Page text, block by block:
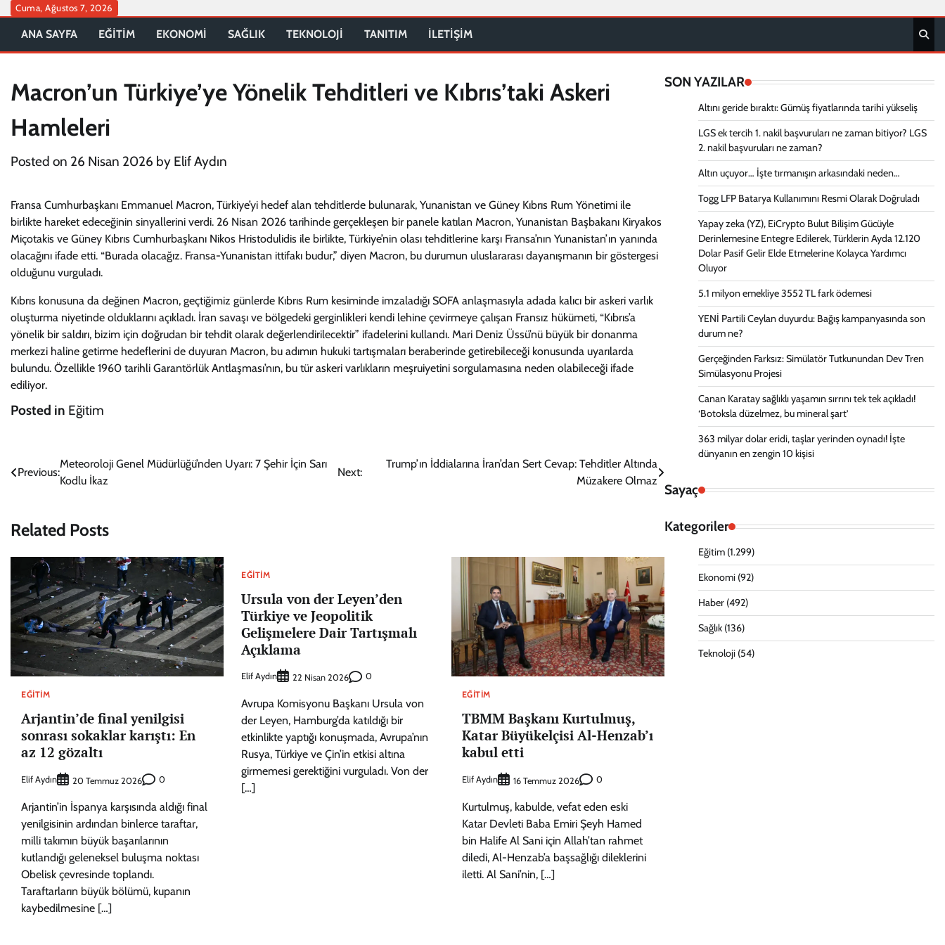
Skip
content
Cuma, Ağustos 7, 2026
ANA SAYFA EĞİTİM EKONOMİ SAĞLIK TEKNOLOJİ TANITIM İLETİŞİM
Macron’un Türkiye’ye Yönelik Tehditleri ve Kıbrıs’taki Askeri
Hamleleri
Posted on 26 Nisan 2026 by Elif Aydın
Fransa Cumhurbaşkanı Emmanuel Macron, Türkiye’yi hedef alan tehditlerde bulunarak, Yunanistan ve Güney Kıbrıs Rum Yönetimi ile
birlikte hareket edeceğinin sinyallerini verdi. 26 Nisan 2026 tarihinde gerçekleşen bir panele katılan Macron, Yunanistan Başbakanı Kiryakos
Miçotakis ve Güney Kıbrıs Cumhurbaşkanı Nikos Hristodulidis ile birlikte, Türkiye’nin olası tehditlerine karşı Fransa’nın Yunanistan’ın yanında
olacağını ifade etti. “Burada olacağız. Fransa-Yunanistan ittifakı budur,” diyen Macron, bu durumun uluslararası dayanışmanın bir göstergesi
olduğunu vurguladı.
Kıbrıs konusuna da değinen Macron, geçtiğimiz günlerde Kıbrıs Rum kesiminde imzaladığı SOFA anlaşmasıyla adada kalıcı bir askeri varlık
oluşturma niyetinde olduklarını açıkladı. İran savaşı ve bölgedeki gerginlikleri kendi lehine çevirmeye çalışan Fransız hükümeti, “Kıbrıs’a
yönelik bir saldırı, bizim için doğrudan bir tehdit olarak değerlendirilecektir” ifadelerini kullandı. Mari Deniz Üssü’nü büyük bir donanma
merkezi haline getirme hedeflerini de duyuran Macron, bu adımın hukuki tartışmaları beraberinde getirebileceği konusunda uyarılarda
bulundu. Özellikle 1960 tarihli Garantörlük Antlaşması’nın, bu tür askeri varlıkların meşruiyetini sorgulamasına neden olabileceği ifade
ediliyor.
Posted in Eğitim
Yazı
Previous:
Meteoroloji Genel Müdürlüğü’nden Uyarı: 7 Şehir İçin Sarı
Kodlu İkaz
Next:
Trump’ın İddialarına İran’dan Sert Cevap: Tehditler Altında
Müzakere Olmaz
Related Posts
EĞITIM
Arjantin’de final yenilgisi
sonrası sokaklar karıştı: En
az 12 gözaltı
Elif Aydın 20 Temmuz 2026 0
Arjantin’in İspanya karşısında aldığı final
yenilgisinin ardından binlerce taraftar,
milli takımın büyük başarılarının
kutlandığı geleneksel buluşma noktası
Obelisk çevresinde toplandı.
Taraftarların büyük bölümü, kupanın
kaybedilmesine […]
EĞITIM
Ursula von der Leyen’den
Türkiye ve Jeopolitik
Gelişmelere Dair Tartışmalı
Açıklama
Elif Aydın 22 Nisan 2026 0
Avrupa Komisyonu Başkanı Ursula von
der Leyen, Hamburg’da katıldığı bir
etkinlikte yaptığı konuşmada, Avrupa’nın
Rusya, Türkiye ve Çin’in etkisi altına
girmemesi gerektiğini vurguladı. Von der
[…]
EĞITIM
TBMM Başkanı Kurtulmuş,
Katar Büyükelçisi Al-Henzab’ı
kabul etti
Elif Aydın 16 Temmuz 2026 0
Kurtulmuş, kabulde, vefat eden eski
Katar Devleti Baba Emiri Şeyh Hamed
bin Halife Al Sani için Allah’tan rahmet
diledi, Al-Henzab’a başsağlığı dileklerini
iletti. Al Sani’nin, […]
SON YAZILAR
Altını geride bıraktı: Gümüş fiyatlarında tarihi yükseliş
LGS ek tercih 1. nakil başvuruları ne zaman bitiyor? LGS
2. nakil başvuruları ne zaman?
Altın uçuyor… İşte tırmanışın arkasındaki neden…
Togg LFP Batarya Kullanımını Resmi Olarak Doğruladı
Yapay zeka (YZ), EiCrypto Bulut Bilişim Gücüyle
Derinlemesine Entegre Edilerek, Türklerin Ayda 12.120
Dolar Pasif Gelir Elde Etmelerine Kolayca Yardımcı
Oluyor
5.1 milyon emekliye 3552 TL fark ödemesi
YENİ Partili Ceylan duyurdu: Bağış kampanyasında son
durum ne?
Gerçeğinden Farksız: Simülatör Tutkunundan Dev Tren
Simülasyonu Projesi
Canan Karatay sağlıklı yaşamın sırrını tek tek açıkladı!
‘Botoksla düzelmez, bu mineral şart’
363 milyar dolar eridi, taşlar yerinden oynadı! İşte
dünyanın en zengin 10 kişisi
Sayaç
Kategoriler
Eğitim(1.299)
Ekonomi(92)
Haber(492)
Sağlık(136)
Teknoloji(54)